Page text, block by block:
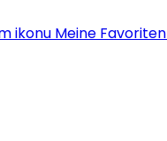
Meine Favoriten